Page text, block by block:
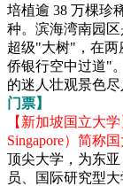
培植逾 38 万棵珍
种。滨海湾南园
超级"大树"，在两
侨银行空中过道"
的迷人壮观景色尽
门票】
【新加坡国立大
Singapore）简称国
顶尖大学，为东
员、国际研究型大